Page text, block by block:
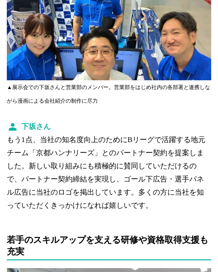
▲展示会での下坂さんと営業部のメンバー。営業部をはじめ社内の各部署と連携しな
がら漫画による会社紹介の制作に尽力
下坂さん
もう1点、当社の知名度向上のためにBリーグで活躍する地元
チーム「京都ハンナリーズ」とのパートナー契約を提案しま
した。新しい取り組みにも積極的に賛同していただけるの
で、パートナー契約締結を実現し、ゴール下広告・選手パネ
ル広告に当社のロゴを掲出しています。多くの方に当社を知
っていただくきっかけになれば嬉しいです。
若手のスキルアップを支える研修や資格取得支援も
充実